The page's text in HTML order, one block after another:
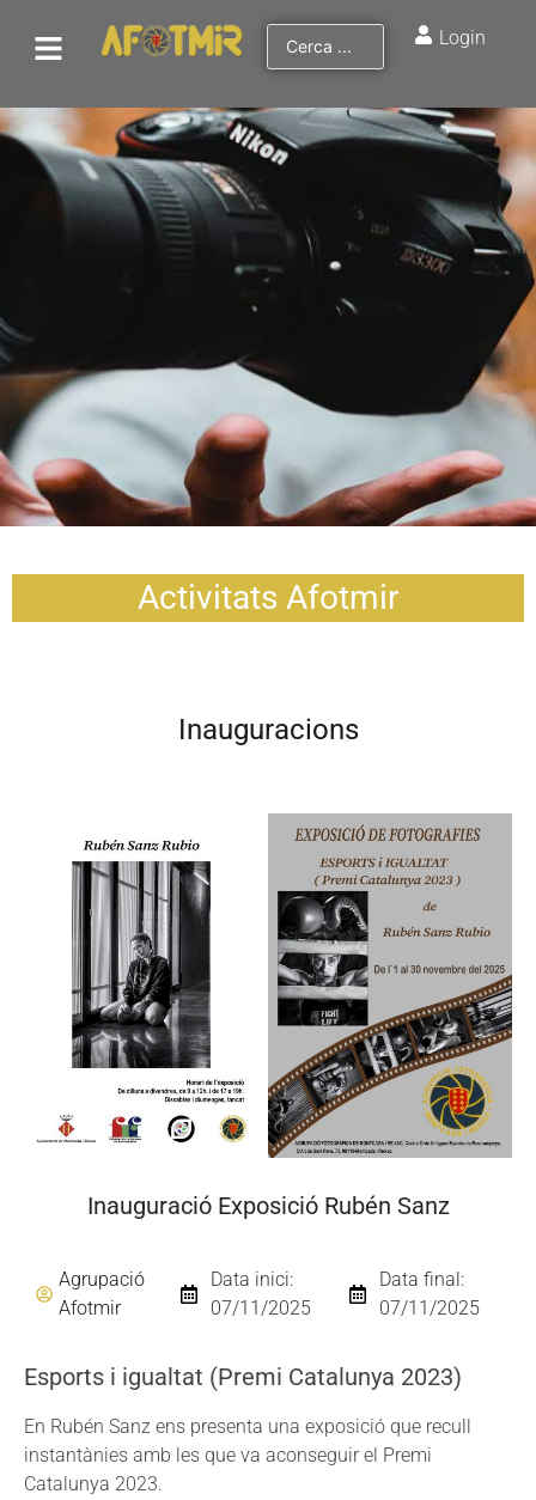
Login
Activitats Afotmir
Inauguracions
Inauguració Exposició Rubén Sanz
Agrupació
Afotmir
Data inici:
07/11/2025
Data final:
07/11/2025
Esports i igualtat (Premi Catalunya 2023)
En Rubén Sanz ens presenta una exposició que recull
instantànies amb les que va aconseguir el Premi
Catalunya 2023.